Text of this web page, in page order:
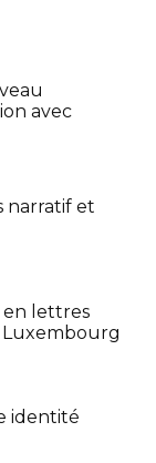
avec
narratif et
en lettres
identité